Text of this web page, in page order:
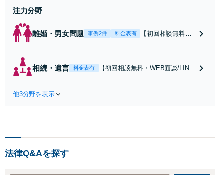
注力分野
離婚・男女問題 事例2件 料金表有
【初回相談無料・
倫の早期解決】
相続・遺言 料金表有
【初回相談無料・WEB面談/LINE
【地域密着】
他3分野を表示
法律Q&Aを探す